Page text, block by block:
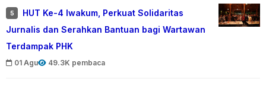
5
HUT Ke-4 Iwakum, Perkuat Solidaritas
Jurnalis dan Serahkan Bantuan bagi Wartawan
Terdampak PHK
01 Agu 49.3K pembaca